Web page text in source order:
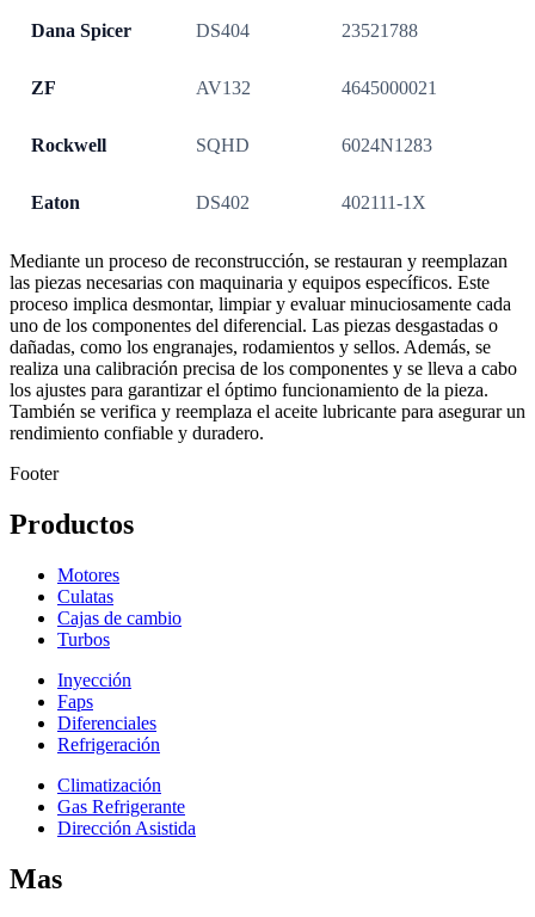
Dana Spicer DS404 23521788
ZF AV132 4645000021
Rockwell SQHD 6024N1283
Eaton DS402 402111-1X
Mediante un proceso de reconstrucción, se restauran y reemplazan
las piezas necesarias con maquinaria y equipos específicos. Este
proceso implica desmontar, limpiar y evaluar minuciosamente cada
uno de los componentes del diferencial. Las piezas desgastadas o
dañadas, como los engranajes, rodamientos y sellos. Además, se
realiza una calibración precisa de los componentes y se lleva a cabo
los ajustes para garantizar el óptimo funcionamiento de la pieza.
También se verifica y reemplaza el aceite lubricante para asegurar un
rendimiento confiable y duradero.
Footer
Productos
Motores
Culatas
Cajas de cambio
Turbos
Inyección
Faps
Diferenciales
Refrigeración
Climatización
Gas Refrigerante
Dirección Asistida
Mas